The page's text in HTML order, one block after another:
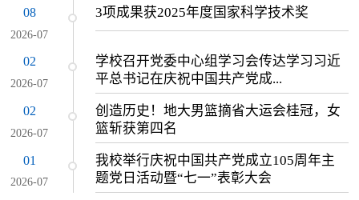
08
2026-07
3项成果获2025年度国家科学技术奖
02
2026-07
学校召开党委中心组学习会传达学习习近
平总书记在庆祝中国共产党成...
02
2026-07
创造历史！地大男篮摘省大运会桂冠，女
篮斩获第四名
01
2026-07
我校举行庆祝中国共产党成立105周年主
题党日活动暨“七一”表彰大会